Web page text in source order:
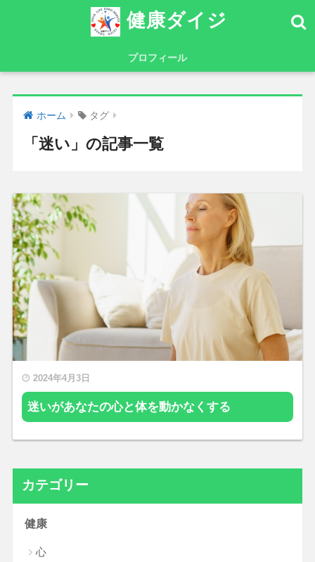
健康ダイジ
プロフィール
ホーム タグ
「迷い」の記事一覧
2024年4月3日
迷いがあなたの心と体を動かなくする
カテゴリー
健康
心